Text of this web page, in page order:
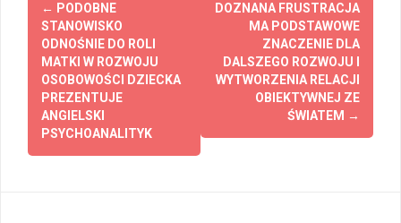
navigation
← PODOBNE
STANOWISKO
ODNOŚNIE DO ROLI
MATKI W ROZWOJU
OSOBOWOŚCI DZIECKA
PREZENTUJE
ANGIELSKI
PSYCHOANALITYK
DOZNANA FRUSTRACJA
MA PODSTAWOWE
ZNACZENIE DLA
DALSZEGO ROZWOJU I
WYTWORZENIA RELACJI
OBIEKTYWNEJ ZE
ŚWIATEM →